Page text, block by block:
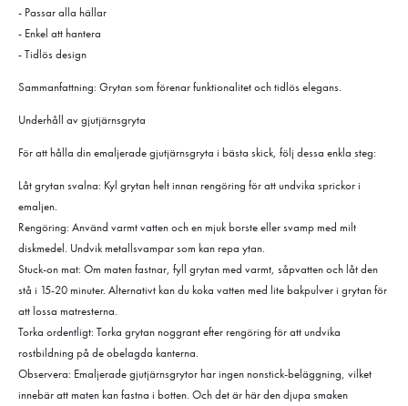
- Passar alla hällar
- Enkel att hantera
- Tidlös design
Sammanfattning: Grytan som förenar funktionalitet och tidlös elegans.
Underhåll av gjutjärnsgryta
För att hålla din emaljerade gjutjärnsgryta i bästa skick, följ dessa enkla steg:
Låt grytan svalna: Kyl grytan helt innan rengöring för att undvika sprickor i
emaljen.
Rengöring: Använd varmt vatten och en mjuk borste eller svamp med milt
diskmedel. Undvik metallsvampar som kan repa ytan.
Stuck-on mat: Om maten fastnar, fyll grytan med varmt, såpvatten och låt den
stå i 15-20 minuter. Alternativt kan du koka vatten med lite bakpulver i grytan för
att lossa matresterna.
Torka ordentligt: Torka grytan noggrant efter rengöring för att undvika
rostbildning på de obelagda kanterna.
Observera: Emaljerade gjutjärnsgrytor har ingen nonstick-beläggning, vilket
innebär att maten kan fastna i botten. Och det är här den djupa smaken